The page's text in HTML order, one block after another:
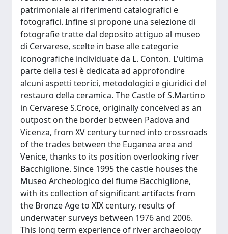
patrimoniale ai riferimenti catalografici e
fotografici. Infine si propone una selezione di
fotografie tratte dal deposito attiguo al museo
di Cervarese, scelte in base alle categorie
iconografiche individuate da L. Conton. L'ultima
parte della tesi è dedicata ad approfondire
alcuni aspetti teorici, metodologici e giuridici del
restauro della ceramica. The Castle of S.Martino
in Cervarese S.Croce, originally conceived as an
outpost on the border between Padova and
Vicenza, from XV century turned into crossroads
of the trades between the Euganea area and
Venice, thanks to its position overlooking river
Bacchiglione. Since 1995 the castle houses the
Museo Archeologico del fiume Bacchiglione,
with its collection of significant artifacts from
the Bronze Age to XIX century, results of
underwater surveys between 1976 and 2006.
This long term experience of river archaeology